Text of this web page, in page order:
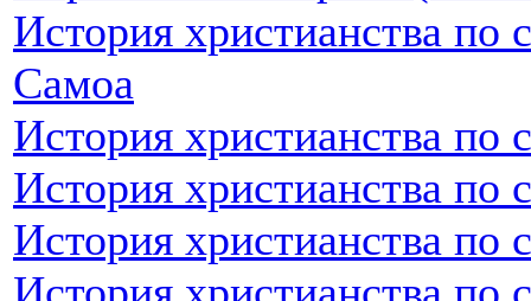
История христианства по
Самоа
История христианства по
История христианства по
История христианства по